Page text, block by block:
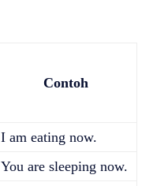
Contoh
I am eating now.
You are sleeping now.